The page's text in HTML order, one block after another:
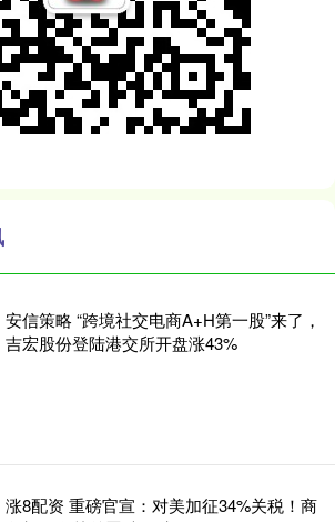
安信策略 “跨境社交电商A+H第一股”来了，
吉宏股份登陆港交所开盘涨43%
涨8配资 重磅官宣：对美加征34%关税！商